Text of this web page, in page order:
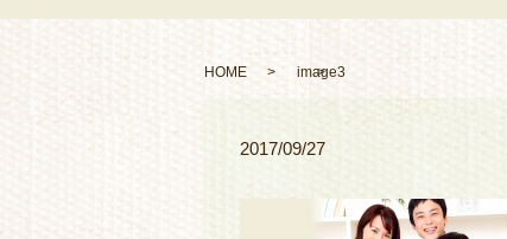
HOME image3
2017/09/27